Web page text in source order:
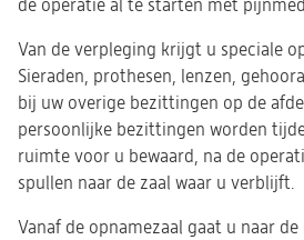
de operatie al te starten met
Van de verpleging krijgt u speciale
Sieraden, prothesen, lenzen,
bij uw overige bezittingen op de
persoonlijke bezittingen worden
ruimte voor u bewaard, na de
spullen naar de zaal waar u verblijft.
Vanaf de opnamezaal gaat u naar de